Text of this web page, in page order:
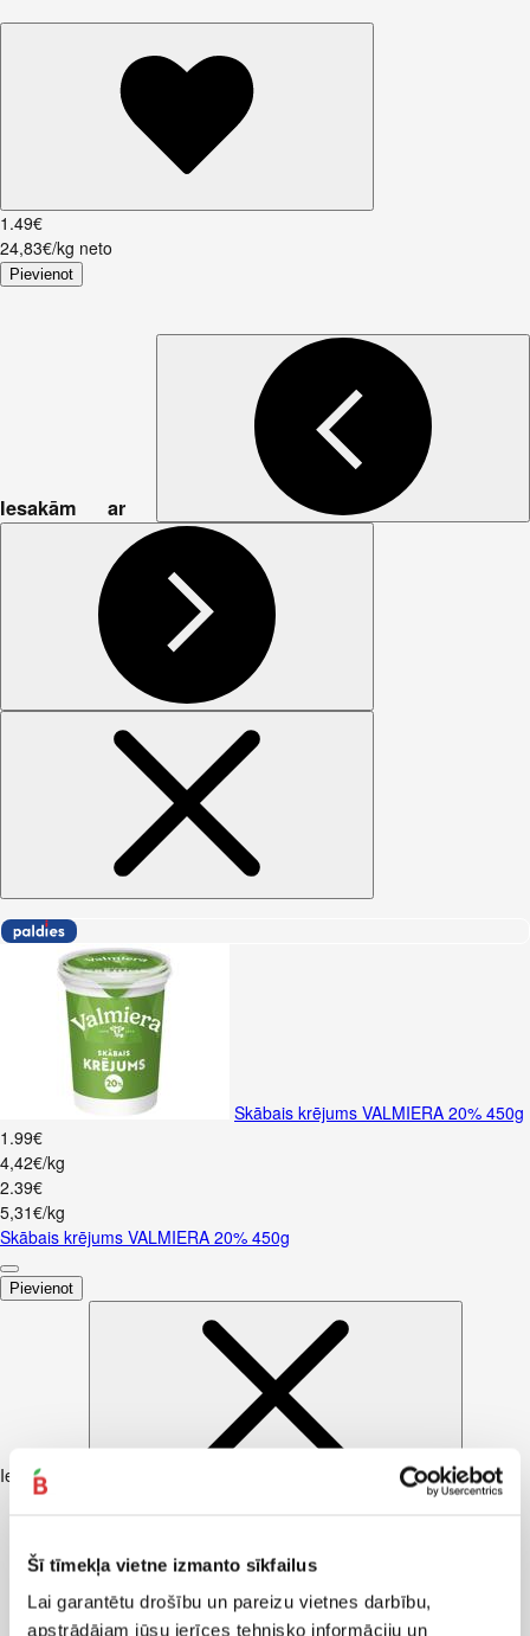
Šī tīmekļa vietne izmanto sīkfailus
Lai garantētu drošību un pareizu vietnes darbību,
apstrādājam jūsu ierīces tehnisko informāciju un
1 .49€
24,83€/kg neto
Pievienot
Iesakām ar
Skābais krējums VALMIERA 20% 450g
1 .99€
4,42€/kg
2.39€
5,31€/kg
Skābais krējums VALMIERA 20% 450g
Pievienot
Iesakām ar